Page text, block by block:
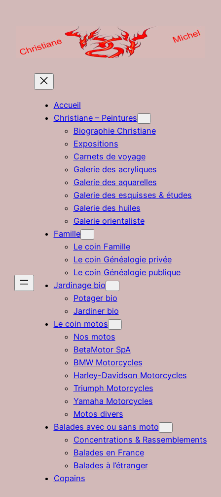
Accueil
Christiane – Peintures
Biographie Christiane
Expositions
Carnets de voyage
Galerie des acryliques
Galerie des aquarelles
Galerie des esquisses & études
Galerie des huiles
Galerie orientaliste
Famille
Le coin Famille
Le coin Généalogie privée
Le coin Généalogie publique
Jardinage bio
Potager bio
Jardiner bio
Le coin motos
Nos motos
BetaMotor SpA
BMW Motorcycles
Harley-Davidson Motorcycles
Triumph Motorcycles
Yamaha Motorcycles
Motos divers
Balades avec ou sans moto
Concentrations & Rassemblements
Balades en France
Balades à l’étranger
Copains